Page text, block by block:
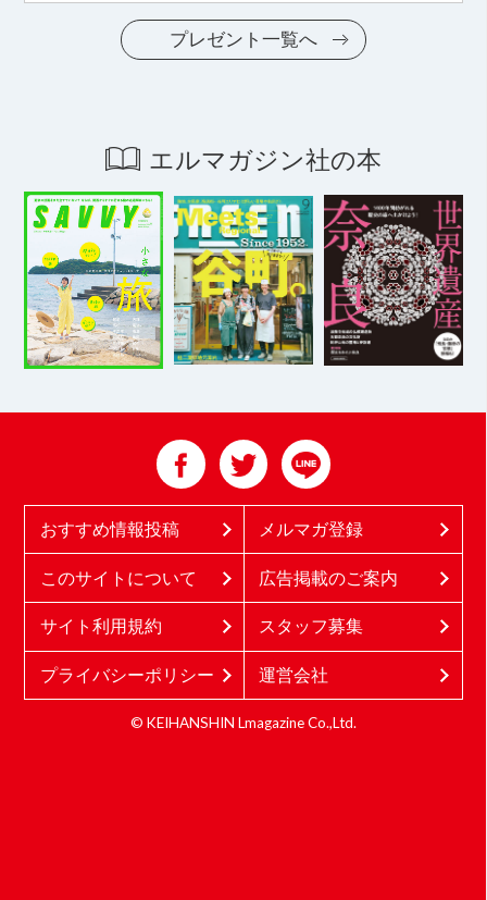
プレゼント一覧へ
エルマガジン社の本
おすすめ情報投稿 メルマガ登録
このサイトについて 広告掲載のご案内
サイト利用規約 スタッフ募集
プライバシーポリシー 運営会社
© KEIHANSHIN Lmagazine Co.,Ltd.